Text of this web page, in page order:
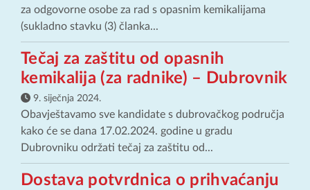
za odgovorne osobe za rad s opasnim kemikalijama
(sukladno stavku (3) članka...
Tečaj za zaštitu od opasnih
kemikalija (za radnike) – Dubrovnik
9. siječnja 2024.
Obavještavamo sve kandidate s dubrovačkog područja
kako će se dana 17.02.2024. godine u gradu
Dubrovniku održati tečaj za zaštitu od...
Dostava potvrdnica o prihvaćanju